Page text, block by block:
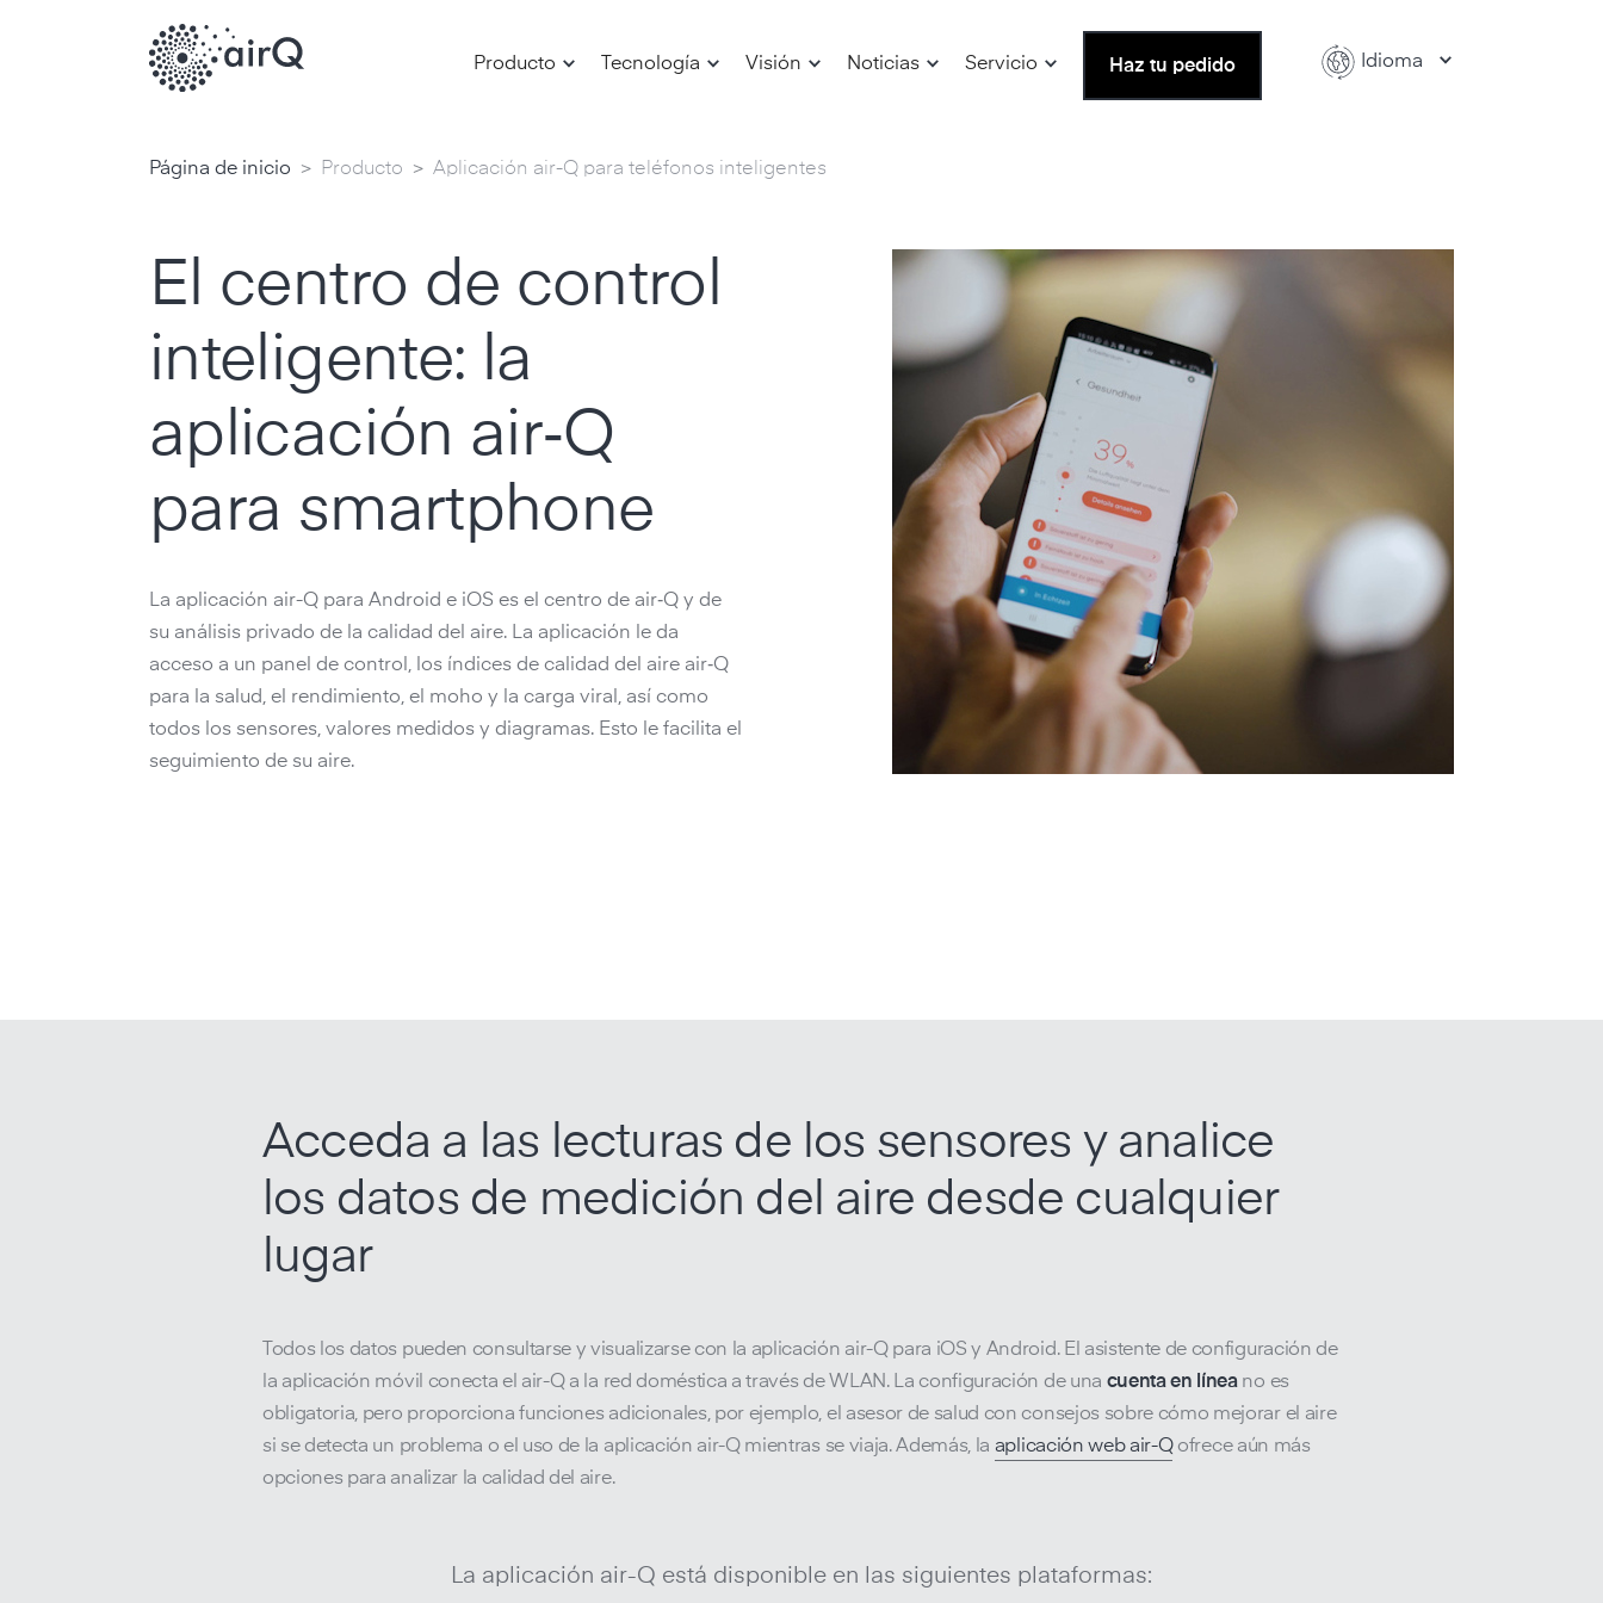
Producto Tecnología Visión Noticias Servicio Haz tu pedido Idioma
Página de inicio > Producto > Aplicación air-Q para teléfonos inteligentes
El centro de control
inteligente: la
aplicación air‑Q
para smartphone
La aplicación air-Q para Android e iOS es el centro de air‑Q y de
su análisis privado de la calidad del aire. La aplicación le da
acceso a un panel de control, los índices de calidad del aire air‑Q
para la salud, el rendimiento, el moho y la carga viral, así como
todos los sensores, valores medidos y diagramas. Esto le facilita el
seguimiento de su aire.
Acceda a las lecturas de los sensores y analice
los datos de medición del aire desde cualquier
lugar
Todos los datos pueden consultarse y visualizarse con la aplicación air-Q para iOS y Android. El asistente de configuración de
la aplicación móvil conecta el air-Q a la red doméstica a través de WLAN. La configuración de una cuenta en líneano es
obligatoria, pero proporciona funciones adicionales, por ejemplo, el asesor de salud con consejos sobre cómo mejorar el aire
si se detecta un problema o el uso de la aplicación air-Q mientras se viaja. Además, la aplicación web air-Qofrece aún más
opciones para analizar la calidad del aire.
La aplicación air-Q está disponible en las siguientes plataformas: